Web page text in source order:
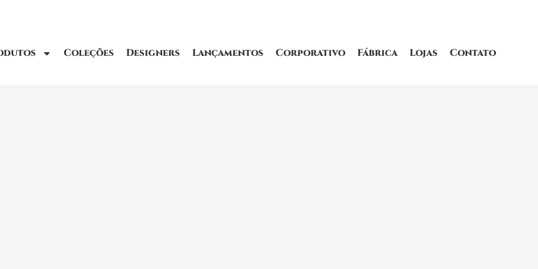
Coleções Designers Lançamentos Corporativo Fábrica Lojas Contato